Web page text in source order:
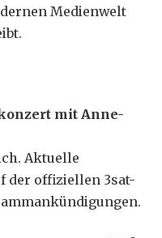
Medienwelt
mit Anne-
Aktuelle
der offiziellen 3sat-